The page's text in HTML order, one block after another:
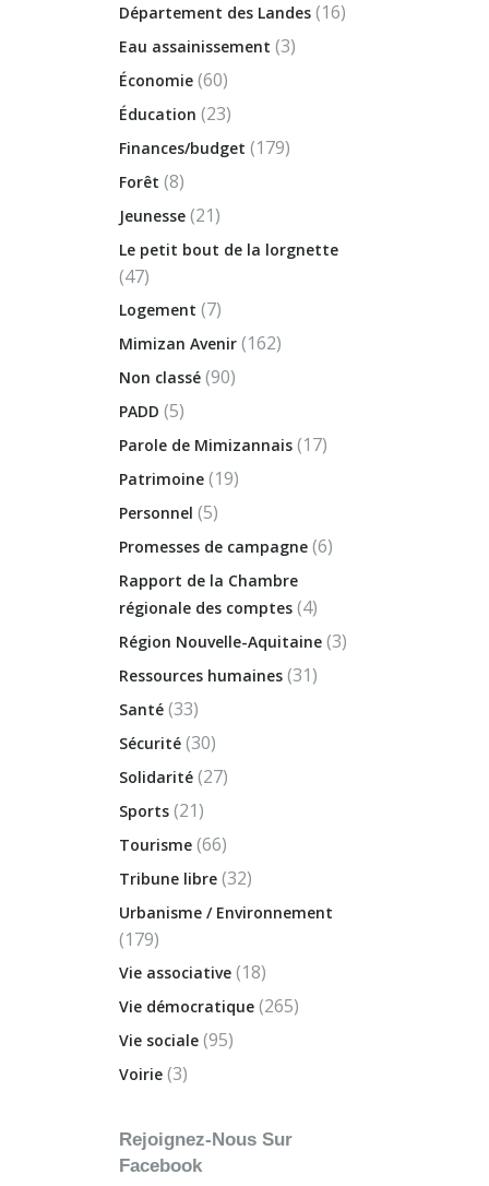
Département des Landes (16)
Eau assainissement (3)
Économie (60)
Éducation (23)
Finances/budget (179)
Forêt (8)
Jeunesse (21)
Le petit bout de la lorgnette
(47)
Logement (7)
Mimizan Avenir (162)
Non classé (90)
PADD (5)
Parole de Mimizannais (17)
Patrimoine (19)
Personnel (5)
Promesses de campagne (6)
Rapport de la Chambre
régionale des comptes (4)
Région Nouvelle-Aquitaine (3)
Ressources humaines (31)
Santé (33)
Sécurité (30)
Solidarité (27)
Sports (21)
Tourisme (66)
Tribune libre (32)
Urbanisme / Environnement
(179)
Vie associative (18)
Vie démocratique (265)
Vie sociale (95)
Voirie (3)
Rejoignez-Nous Sur
Facebook